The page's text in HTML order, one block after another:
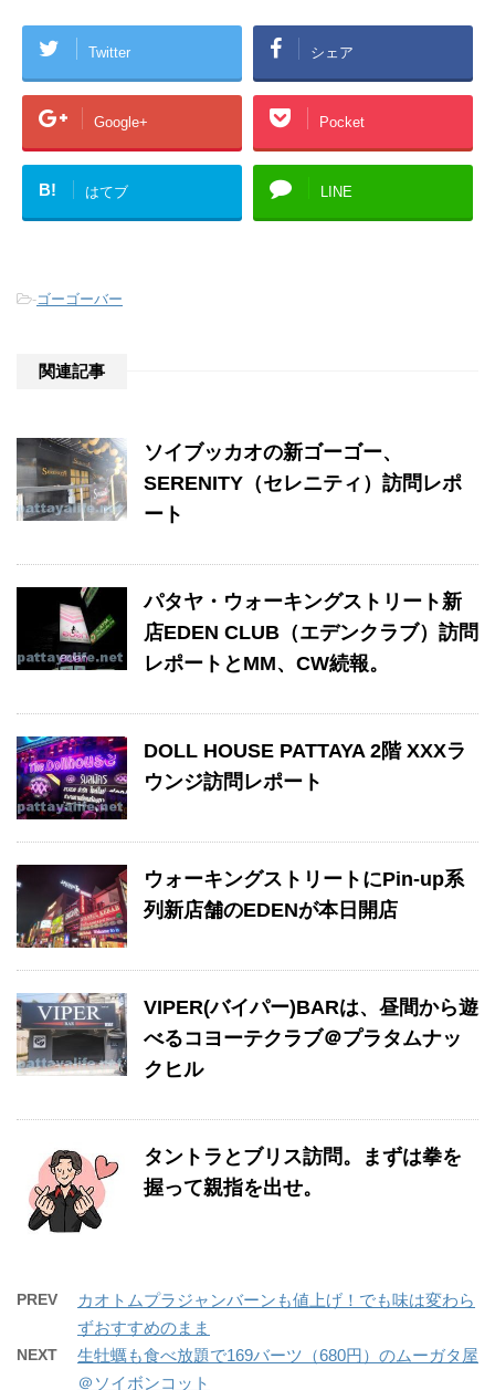
Twitter シェア
Google+ Pocket
B! はてブ LINE
-ゴーゴーバー
関連記事
ソイブッカオの新ゴーゴー、
SERENITY（セレニティ）訪問レポ
ート
パタヤ・ウォーキングストリート新
店EDEN CLUB（エデンクラブ）訪問
レポートとMM、CW続報。
DOLL HOUSE PATTAYA 2階 XXXラ
ウンジ訪問レポート
ウォーキングストリートにPin-up系
列新店舗のEDENが本日開店
VIPER(バイパー)BARは、昼間から遊
べるコヨーテクラブ＠プラタムナッ
クヒル
タントラとブリス訪問。まずは拳を
握って親指を出せ。
PREV
カオトムプラジャンバーンも値上げ！でも味は変わら
ずおすすめのまま
NEXT
生牡蠣も食べ放題で169バーツ（680円）のムーガタ屋
＠ソイボンコット